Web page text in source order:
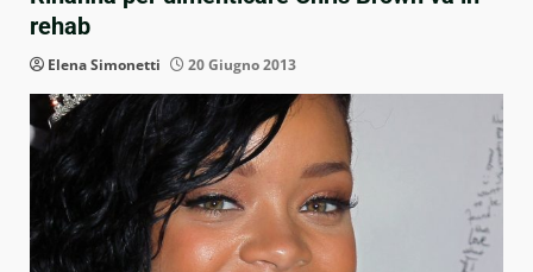
rehab
Elena Simonetti 20 Giugno 2013